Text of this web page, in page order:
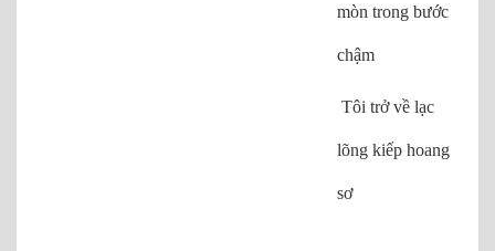
mòn trong bước
chậm
Tôi trở về lạc
lõng kiếp hoang
sơ